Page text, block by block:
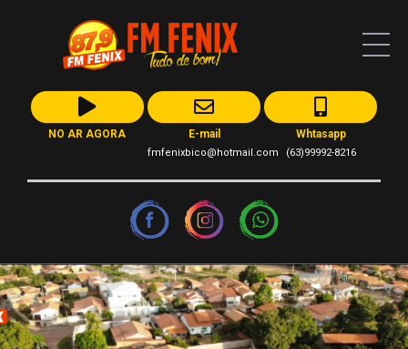
NO AR AGORA E-mail
fmfenixbico@hotmail.com
Whtasapp
(63)99992-8216